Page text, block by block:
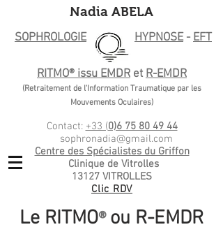
Nadia ABELA
SOPHROLOGIE HYPNOSE- EFT
RITMO® issu EMDR et R-EMDR
(Retraitement de l'Information Traumatique par les
Mouvements Oculaires)
Contact: +33 (0)6 75 80 49 44
sophronadia@gmail.com
Centre des Spécialistes du Griffon
Clinique de Vitrolles
13127 VITROLLES
Clic RDV
Le RITMO® ou R-EMDR